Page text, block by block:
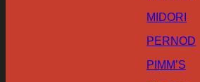
MIDORI
PERNOD
PIMM’S